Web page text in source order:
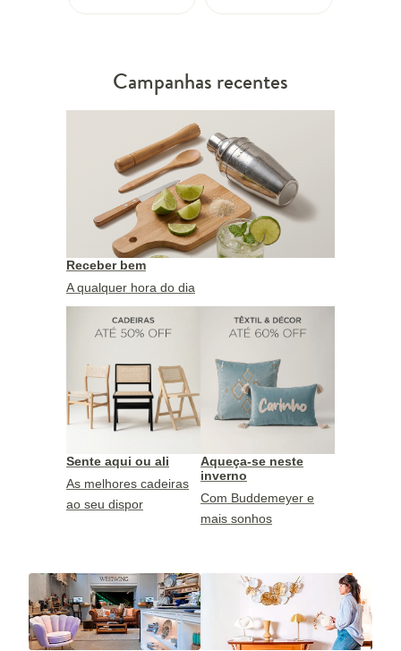
Campanhas recentes
Receber bem
A qualquer hora do dia
Sente aqui ou ali
As melhores cadeiras
ao seu dispor
Aqueça-se neste
inverno
Com Buddemeyer e
mais sonhos